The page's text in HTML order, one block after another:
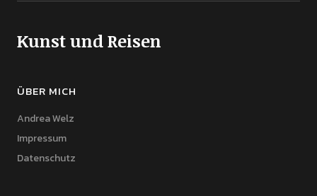
Kunst und Reisen
ÜBER MICH
Andrea Welz
Impressum
Datenschutz